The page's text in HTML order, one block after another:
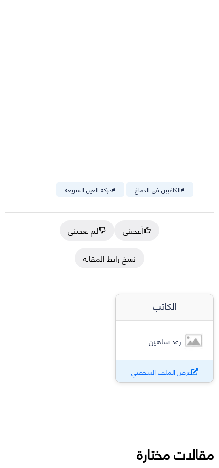
#حركة العين السريعة #الكافيين في الدماغ
أعجبني
لم يعجبني
نسخ رابط المقالة
الكاتب
رغد شاهين
عرض الملف الشخصي
مقالات مختارة